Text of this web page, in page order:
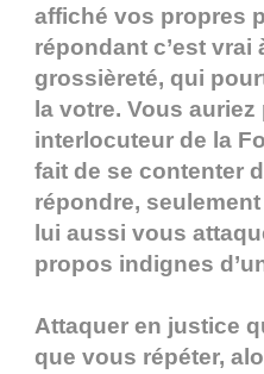
affiché vos propres
répondant c’est vrai
grossièreté, qui
la votre. Vous
interlocuteur de la
fait de se contenter
répondre,
lui aussi vous
propos indignes
Attaquer en justice
que vous répéter,